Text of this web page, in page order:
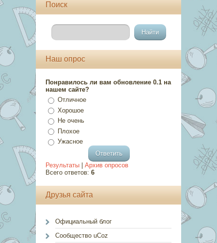
Поиск
Наш опрос
Понравилось ли вам обновление 0.1 на
нашем сайте?
Отличное
Хорошое
Не очень
Плохое
Ужасное
Результаты
Архив опросов
Всего ответов: 6
Друзья сайта
Официальный блог
Сообщество uCoz